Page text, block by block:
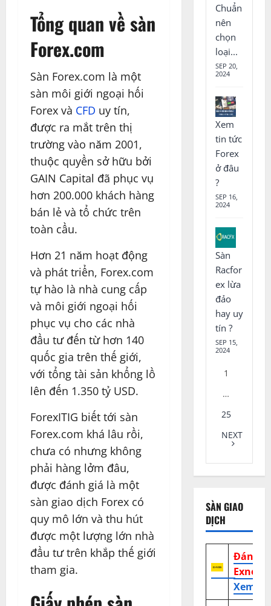
Tổng quan về sàn
Forex.com
Sàn Forex.com là một
sàn môi giới ngoại hối
Forex và CFD uy tín,
được ra mắt trên thị
trường vào năm 2001,
thuộc quyền sở hữu bởi
GAIN Capital đã phục vụ
hơn 200.000 khách hàng
bán lẻ và tổ chức trên
toàn cầu.
Hơn 21 năm hoạt động
và phát triển, Forex.com
tự hào là nhà cung cấp
và môi giới ngoại hối
phục vụ cho các nhà
đầu tư đến từ hơn 140
quốc gia trên thế giới,
với tổng tài sản khổng lồ
lên đến 1.350 tỷ USD.
ForexITIG biết tới sàn
Forex.com khá lâu rồi,
chưa có nhưng không
phải hàng lởm đâu,
được đánh giá là một
sàn giao dịch Forex có
quy mô lớn và thu hút
được một lượng lớn nhà
đầu tư trên khắp thế giới
tham gia.
Chuẩn
nên
chọn
loại...
SEP 20,
2024
Xem
tin tức
Forex
ở đâu
?
SEP 16,
2024
Sàn
Racfor
ex lừa
đảo
hay uy
tín ?
SEP 15,
2024
1
…
25
NEXT
SÀN GIAO
DỊCH
Đánh
Exness
Xem